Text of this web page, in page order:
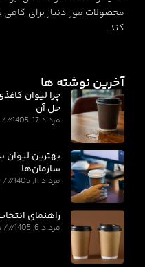
محصولات مور دنیاز برای
کند.
آخرین نوشته ها
چرا لیوان
حل آن
مرداد 17, 1405
بهترین لیوان
سازمان‌ها
مرداد 11, 1405
راهنمای
مرداد 6, 1405